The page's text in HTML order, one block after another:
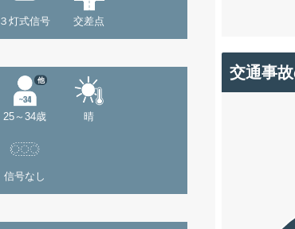
３灯式信号 交差点
25～34歳
他
晴
信号なし
交通事